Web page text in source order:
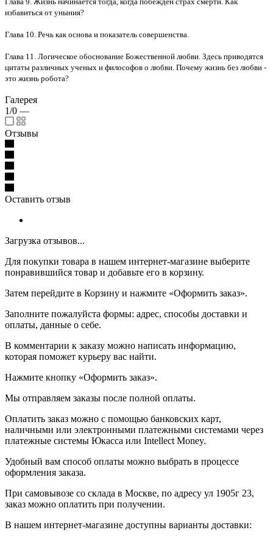
избавиться от уныния?
Глава 10. Речь как основа и показатель совершенства.
Глава 11. Логическое обоснование Божественной любви. Здесь приводятся
цитаты различных ученых и философов о любви. Почему жизнь без любви -
это жизнь робота?
Галерея
1/0 —
Отзывы
Оставить отзыв
Загрузка отзывов...
Для покупки товара в нашем интернет-магазине выберите
понравившийся товар и добавьте его в корзину.
Затем перейдите в Корзину и нажмите «Оформить заказ».
Заполните пожалуйста формы: адрес, способы доставки и
оплаты, данные о себе.
В комментарии к заказу можно написать информацию,
которая поможет курьеру вас найти.
Нажмите кнопку «Оформить заказ».
Мы отправляем заказы после полной оплаты.
Оплатить заказ можно с помощью банковских карт,
наличными или электронными платежными системами через
платежные системы Юкасса или Intellect Money.
Удобный вам способ оплаты можно выбрать в процессе
оформления заказа.
При самовывозе со склада в Москве, по адресу ул 1905г 23,
заказ можно оплатить при получении.
В нашем интернет-магазине доступны варианты доставки: